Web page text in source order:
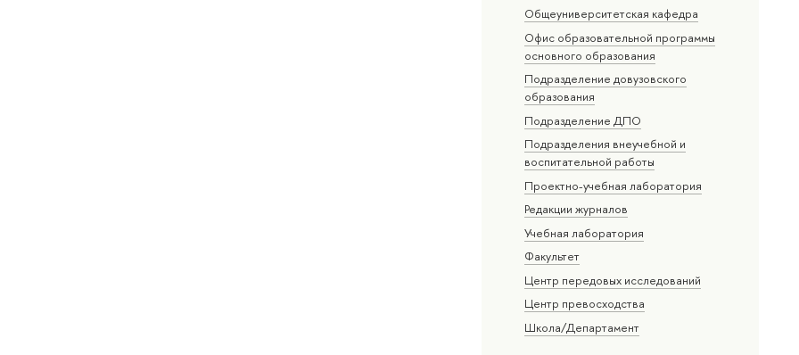
Общеуниверситетская кафедра
Офис образовательной программы
основного образования
Подразделение довузовского
образования
Подразделение ДПО
Подразделения внеучебной и
воспитательной работы
Проектно-учебная лаборатория
Редакции журналов
Учебная лаборатория
Факультет
Центр передовых исследований
Центр превосходства
Школа/Департамент